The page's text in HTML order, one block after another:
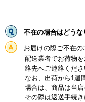
不在の場合はどうな
お届けの際ご不在の
配送業者でお荷物
絡先へご連絡くださ
なお、出荷から1週
場合は、商品は当店
その際は返送手続